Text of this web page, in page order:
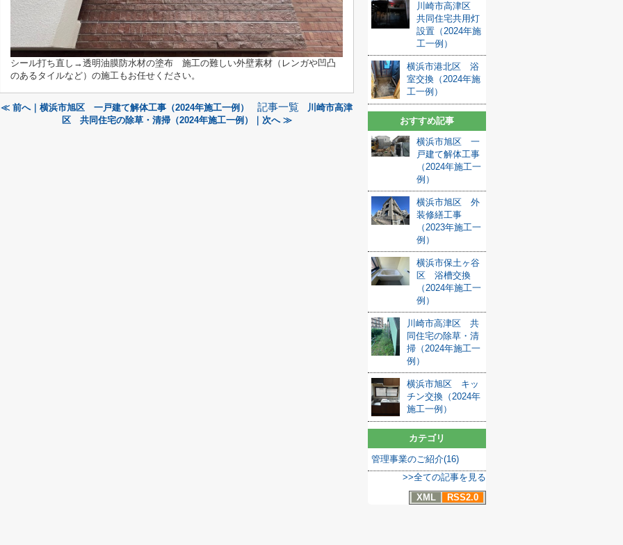
シール打ち直し→透明油膜防水材の塗布 施工の難しい外壁素材（レンガや凹凸
のあるタイルなど）の施工もお任せください。
≪ 前へ｜横浜市旭区 一戸建て解体工事（2024年施工一例） 記事一覧
川崎市高津
区 共同住宅の除草・清掃（2024年施工一例）｜次へ ≫
川崎市高津区
共同住宅共用灯
設置（2024年施
工一例）
横浜市港北区 浴
室交換（2024年施
工一例）
おすすめ記事
横浜市旭区 一
戸建て解体工事
（2024年施工一
例）
横浜市旭区 外
装修繕工事
（2023年施工一
例）
横浜市保土ヶ谷
区 浴槽交換
（2024年施工一
例）
川崎市高津区 共
同住宅の除草・清
掃（2024年施工一
例）
横浜市旭区 キッ
チン交換（2024年
施工一例）
カテゴリ
管理事業のご紹介(16)
>>全ての記事を見る
XML
RSS2.0